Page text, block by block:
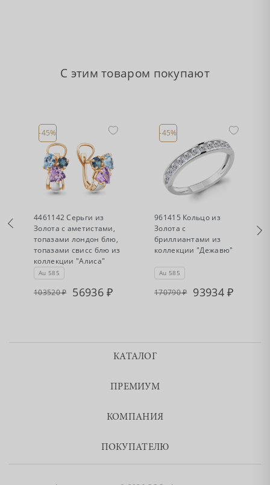
С этим товаром покупают
-45%
4461142 Серьги из
Золота с аметистами,
топазами лондон блю,
топазами свисс блю из
коллекции "Алиса"
Au 585
103520 56936
-45%
961415 Кольцо из
Золота с
бриллиантами из
коллекции "Дежавю"
Au 585
170790 93934
КАТАЛОГ
ПРЕМИУМ
КОМПАНИЯ
ПОКУПАТЕЛЮ